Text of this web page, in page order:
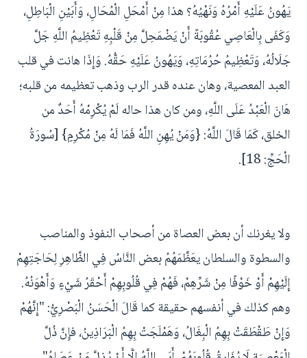
يَهُونُ عَلَيْهِ أَمْرُهُ وَنَهْيُهُ؟ هذا مِنْ أَمْحَلِ الْمُحَالِ، وَأَبَيْنِ الْبَاطِلِ،
وَكَفَى بِالْعَاصِي عُقُوبَةً أَنْ يَضْمَحِلَّ مِنْ قَلْبِهِ تَعْظِيمُ اللَّهِ جَلَّ
جَلَالُهُ، وَتَعْظِيمُ حُرُمَاتِهِ، وَيَهُونُ عَلَيْهِ حَقُّهُ. وَإِذَا هانت في قلب
العبد المعصية، وهان عنده قدر الرب وذهب تعظيمه من قلبه؛
هَانَ الْعَبْدُ عَلَى اللَّهِ، ومن كان هذا حاله لَمْ يُكْرِمْهُ أَحَدٌ من
الخلق، كَمَا قَالَ اللَّهُ: {وَمَنْ يُهِنِ اللَّهُ فَمَا لَهُ مِنْ مُكْرِمٍ} [سُورَةُ
الْحَجِّ: 18].
ولا يغرنك أن بعض العصاة من أصحاب النفوذ والمناصب
والسطوة والسلطان يعَظَّمَهُمُ بعض النَّاسُ فِي الظَّاهِرِ لِحَاجَتِهِمْ
إِلَيْهِمْ أَوْ خَوْفًا مِنْ شَرِّهِمْ، فَهُمْ فِي قُلُوبِهِمْ أَحْقَرُ شَيْءٍ وَأَهْوَنُهُ.
وهم كذلك في أنفسهم حقيقة كما قَالَ الْحَسَنُ الْبَصْرِيُّ: "إِنَّهُمْ
وَإِنْ طَقْطَقَتْ بِهِمُ الْبِغَالُ، وَهَمْلَجَتْ بِهِمُ الْبَرَاذِينُ، فإِنَّ ذُلَّ